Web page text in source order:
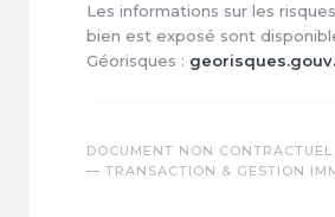
Les informations sur les
bien est exposé sont
Géorisques :
DOCUMENT NON
— TRANSACTION & GESTION